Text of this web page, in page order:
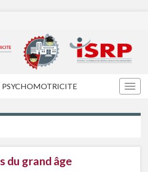
PSYCHOMOTRICITE
du grand âge